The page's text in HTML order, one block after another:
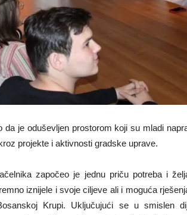
da je oduševljen prostorom koji su mladi
projekte i aktivnosti gradske uprave.
započeo je jednu priču potreba i
iznijele i svoje ciljeve ali i moguća
Krupi. Uključujući se u smislen